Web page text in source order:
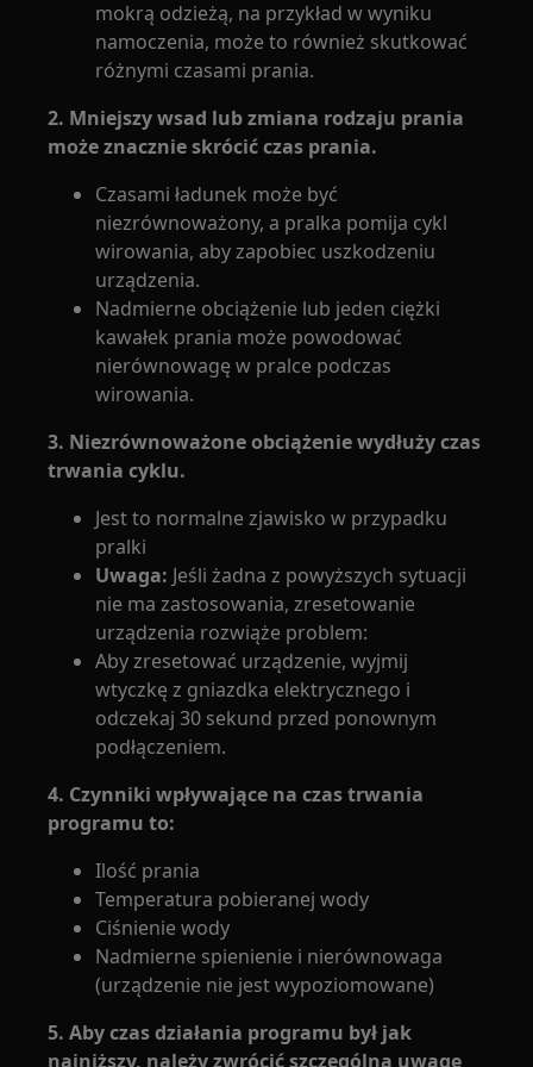
mokrą odzieżą, na przykład w wyniku
namoczenia, może to również skutkować
różnymi czasami prania.
2. Mniejszy wsad lub zmiana rodzaju prania
może znacznie skrócić czas prania.
Czasami ładunek może być
niezrównoważony, a pralka pomija cykl
wirowania, aby zapobiec uszkodzeniu
urządzenia.
Nadmierne obciążenie lub jeden ciężki
kawałek prania może powodować
nierównowagę w pralce podczas
wirowania.
3. Niezrównoważone obciążenie wydłuży czas
trwania cyklu.
Jest to normalne zjawisko w przypadku
pralki
Uwaga: Jeśli żadna z powyższych sytuacji
nie ma zastosowania, zresetowanie
urządzenia rozwiąże problem:
Aby zresetować urządzenie, wyjmij
wtyczkę z gniazdka elektrycznego i
odczekaj 30 sekund przed ponownym
podłączeniem.
4. Czynniki wpływające na czas trwania
programu to:
Ilość prania
Temperatura pobieranej wody
Ciśnienie wody
Nadmierne spienienie i nierównowaga
(urządzenie nie jest wypoziomowane)
5. Aby czas działania programu był jak
najniższy, należy zwrócić szczególną uwagę